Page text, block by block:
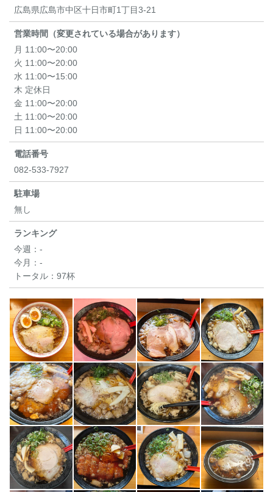
広島県広島市中区十日市町1丁目3-21
営業時間（変更されている場合があります）
月 11:00〜20:00
火 11:00〜20:00
水 11:00〜15:00
木 定休日
金 11:00〜20:00
土 11:00〜20:00
日 11:00〜20:00
電話番号
082-533-7927
駐車場
無し
ランキング
今週： -
今月： -
トータル： 97杯